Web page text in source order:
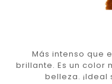
Más intenso que
brillante. Es un color
belleza.